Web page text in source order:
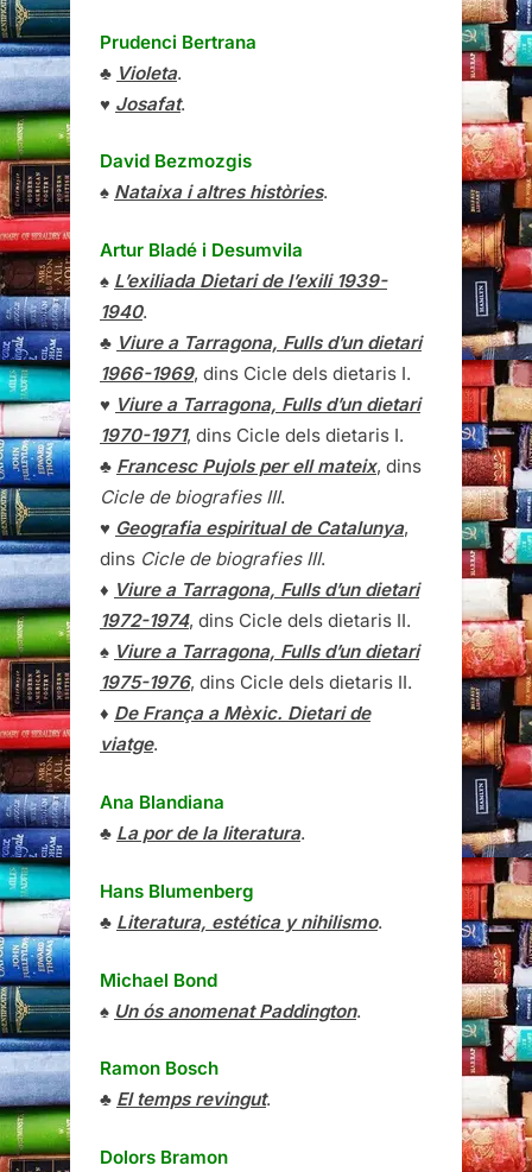
Prudenci Bertrana
♣ Violeta.
♥ Josafat.
David Bezmozgis
♠ Nataixa i altres històries.
Artur Bladé i Desumvila
♠ L’exiliada Dietari de l’exili 1939-
1940.
♣ Viure a Tarragona, Fulls d’un dietari
1966-1969, dins Cicle dels dietaris I.
♥ Viure a Tarragona, Fulls d’un dietari
1970-1971, dins Cicle dels dietaris I.
♣ Francesc Pujols per ell mateix, dins
Cicle de biografies III.
♥ Geografia espiritual de Catalunya,
dins Cicle de biografies III.
♦ Viure a Tarragona, Fulls d’un dietari
1972-1974, dins Cicle dels dietaris II.
♠ Viure a Tarragona, Fulls d’un dietari
1975-1976, dins Cicle dels dietaris II.
♦ De França a Mèxic. Dietari de
viatge.
Ana Blandiana
♣ La por de la literatura.
Hans Blumenberg
♣ Literatura, estética y nihilismo.
Michael Bond
♠ Un ós anomenat Paddington.
Ramon Bosch
♣ El temps revingut.
Dolors Bramon